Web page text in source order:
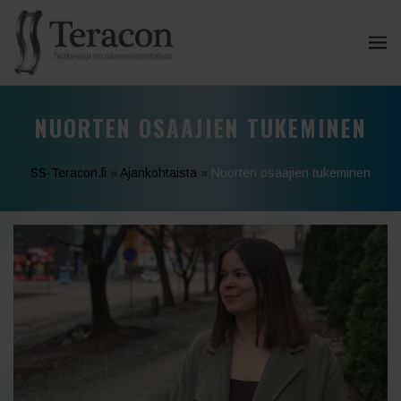
NUORTEN OSAAJIEN TUKEMINEN
SS-Teracon.fi » Ajankohtaista » Nuorten osaajien tukeminen